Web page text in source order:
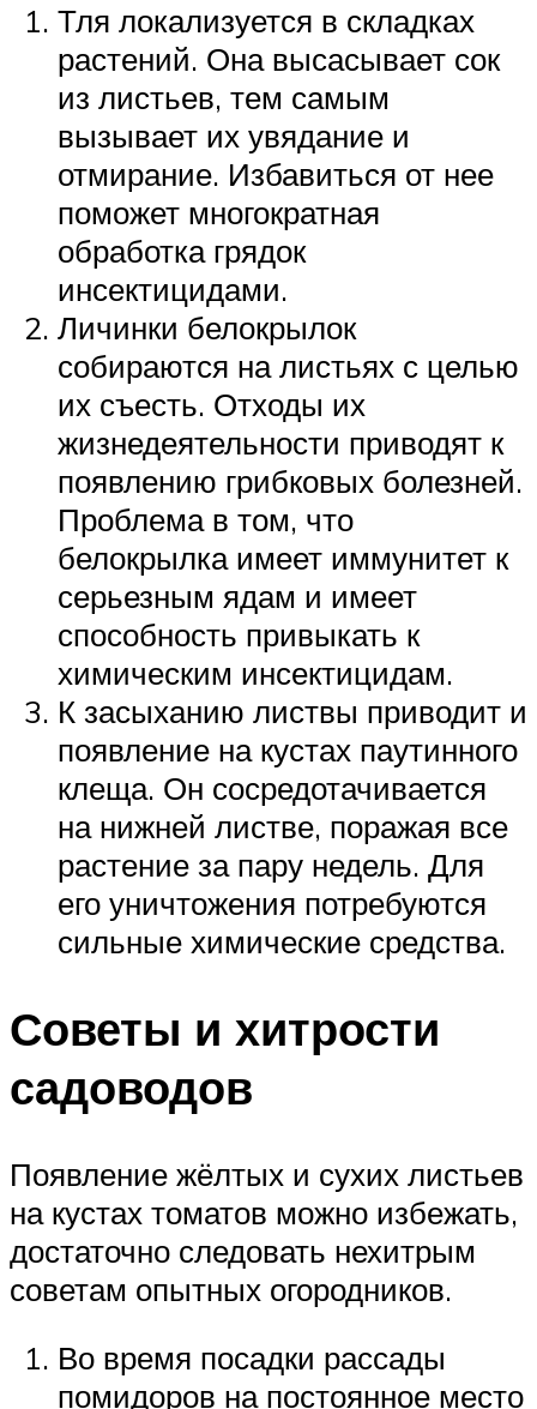
Тля локализуется в складках
растений. Она высасывает сок
из листьев, тем самым
вызывает их увядание и
отмирание. Избавиться от нее
поможет многократная
обработка грядок
инсектицидами.
Личинки белокрылок
собираются на листьях с целью
их съесть. Отходы их
жизнедеятельности приводят к
появлению грибковых болезней.
Проблема в том, что
белокрылка имеет иммунитет к
серьезным ядам и имеет
способность привыкать к
химическим инсектицидам.
К засыханию листвы приводит и
появление на кустах паутинного
клеща. Он сосредотачивается
на нижней листве, поражая все
растение за пару недель. Для
его уничтожения потребуются
сильные химические средства.
Советы и хитрости
садоводов
Появление жёлтых и сухих листьев
на кустах томатов можно избежать,
достаточно следовать нехитрым
советам опытных огородников.
Во время посадки рассады
помидоров на постоянное место